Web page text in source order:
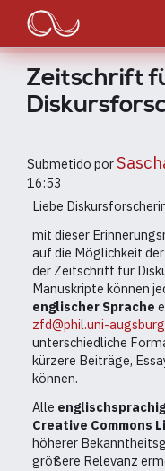
Passar
o
conteúdo
principal
Main
navigation
Zeitschrift
Submetido por
16:53
Liebe
mit dieser
auf die Möglichkeit
der Zeitschrift für
Manuskripte können
englischer Sprache
zfd@phil.uni-
unterschiedliche
kürzere Beiträge,
können.
Alle
Creative Commons
höherer
größere Relevanz